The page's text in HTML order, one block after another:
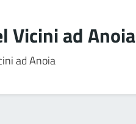
Vicini ad Anoia
ad Anoia